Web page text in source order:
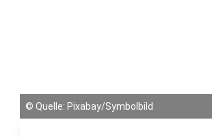
© Quelle: Pixabay/Symbolbild